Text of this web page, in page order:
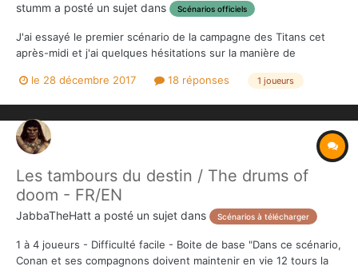
stumm a posté un sujet dans Scénarios officiels
J'ai essayé le premier scénario de la campagne des Titans cet
après-midi et j'ai quelques hésitations sur la manière de
doit faire une main pour le joueur qui contrôle Zeus, une main
le 28 décembre 2017 18 réponses 1 joueurs
Les tambours du destin / The drums of
doom - FR/EN
JabbaTheHatt a posté un sujet dans Scénarios à télécharger
1 à 4 joueurs - Difficulté facile - Boite de base "Dans ce scénario,
Conan et ses compagnons doivent maintenir en vie 12 tours la